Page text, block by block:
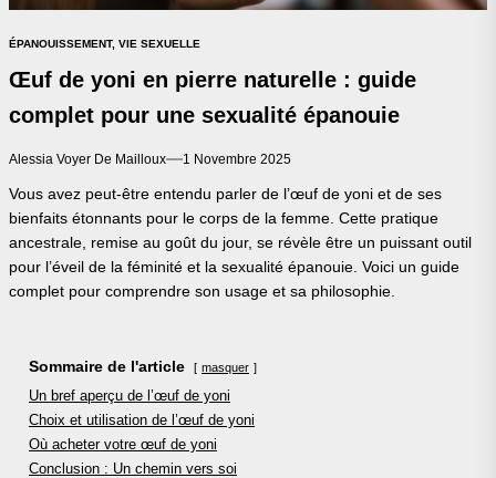
ÉPANOUISSEMENT, VIE SEXUELLE
Œuf de yoni en pierre naturelle : guide
complet pour une sexualité épanouie
Alessia Voyer De Mailloux 1 Novembre 2025
Vous avez peut-être entendu parler de l’œuf de yoni et de ses
bienfaits étonnants pour le corps de la femme. Cette pratique
ancestrale, remise au goût du jour, se révèle être un puissant outil
pour l’éveil de la féminité et la sexualité épanouie. Voici un guide
complet pour comprendre son usage et sa philosophie.
Sommaire de l'article masquer
Un bref aperçu de l’œuf de yoni
Choix et utilisation de l’œuf de yoni
Où acheter votre œuf de yoni
Conclusion : Un chemin vers soi